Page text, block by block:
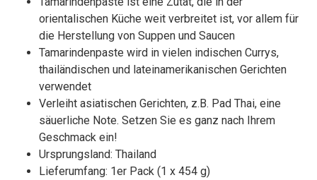
orientalischen Küche weit verbreitet ist, vor allem für
die Herstellung von Suppen und Saucen
Tamarindenpaste wird in vielen indischen Currys,
thailändischen und lateinamerikanischen Gerichten
verwendet
Verleiht asiatischen Gerichten, z.B. Pad Thai, eine
säuerliche Note. Setzen Sie es ganz nach Ihrem
Geschmack ein!
Ursprungsland: Thailand
Lieferumfang: 1er Pack (1 x 454 g)